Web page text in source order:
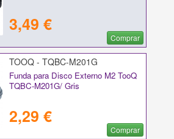
3,49 €
Comprar
TOOQ - TQBC-M201G
Funda para Disco Externo M2 TooQ
TQBC-M201G/ Gris
2,29 €
Comprar